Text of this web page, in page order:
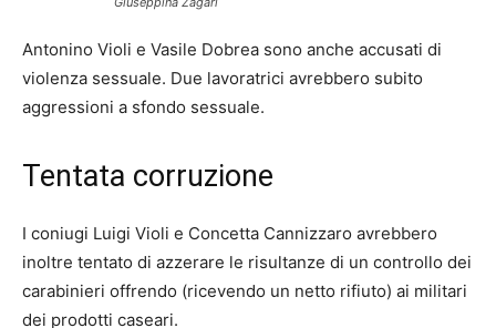
Antonino Violi e Vasile Dobrea sono anche accusati di
violenza sessuale. Due lavoratrici avrebbero subito
aggressioni a sfondo sessuale.
Tentata corruzione
I coniugi Luigi Violi e Concetta Cannizzaro avrebbero
inoltre tentato di azzerare le risultanze di un controllo dei
carabinieri offrendo (ricevendo un netto rifiuto) ai militari
dei prodotti caseari.